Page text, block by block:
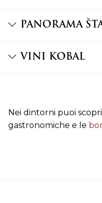
PANORAMA
VINI KOBAL
Nei dintorni puoi
gastronomiche e le